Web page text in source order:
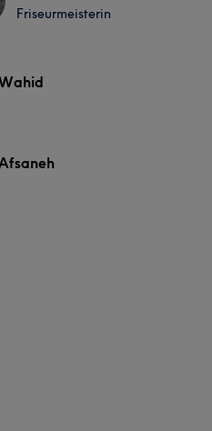
Friseurmeisterin